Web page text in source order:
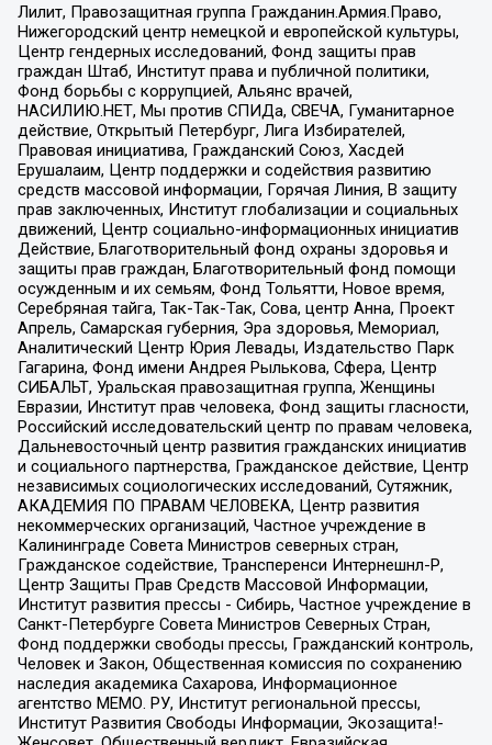
Лилит, Правозащитная группа Гражданин.Армия.Право,
Нижегородский центр немецкой и европейской культуры,
Центр гендерных исследований, Фонд защиты прав
граждан Штаб, Институт права и публичной политики,
Фонд борьбы с коррупцией, Альянс врачей,
НАСИЛИЮ.НЕТ, Мы против СПИДа, СВЕЧА, Гуманитарное
действие, Открытый Петербург, Лига Избирателей,
Правовая инициатива, Гражданский Союз, Хасдей
Ерушалаим, Центр поддержки и содействия развитию
средств массовой информации, Горячая Линия, В защиту
прав заключенных, Институт глобализации и социальных
движений, Центр социально-информационных инициатив
Действие, Благотворительный фонд охраны здоровья и
защиты прав граждан, Благотворительный фонд помощи
осужденным и их семьям, Фонд Тольятти, Новое время,
Серебряная тайга, Так-Так-Так, Сова, центр Анна, Проект
Апрель, Самарская губерния, Эра здоровья, Мемориал,
Аналитический Центр Юрия Левады, Издательство Парк
Гагарина, Фонд имени Андрея Рылькова, Сфера, Центр
СИБАЛЬТ, Уральская правозащитная группа, Женщины
Евразии, Институт прав человека, Фонд защиты гласности,
Российский исследовательский центр по правам человека,
Дальневосточный центр развития гражданских инициатив
и социального партнерства, Гражданское действие, Центр
независимых социологических исследований, Сутяжник,
АКАДЕМИЯ ПО ПРАВАМ ЧЕЛОВЕКА, Центр развития
некоммерческих организаций, Частное учреждение в
Калининграде Совета Министров северных стран,
Гражданское содействие, Трансперенси Интернешнл-Р,
Центр Защиты Прав Средств Массовой Информации,
Институт развития прессы - Сибирь, Частное учреждение в
Санкт-Петербурге Совета Министров Северных Стран,
Фонд поддержки свободы прессы, Гражданский контроль,
Человек и Закон, Общественная комиссия по сохранению
наследия академика Сахарова, Информационное
агентство МЕМО. РУ, Институт региональной прессы,
Институт Развития Свободы Информации, Экозащита!-